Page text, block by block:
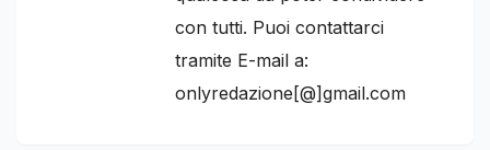
con tutti. Puoi contattarci
tramite E-mail a:
onlyredazione[@]gmail.com